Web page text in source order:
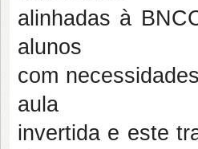
alinhadas à
alunos
com
aula
invertida e este